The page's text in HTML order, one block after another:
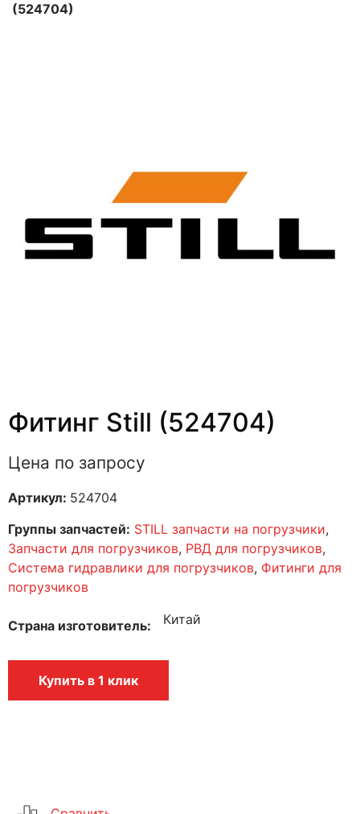
(524704)
Фитинг Still (524704)
Цена по запросу
Артикул: 524704
Группы запчастей: STILL запчасти на погрузчики,
Запчасти для погрузчиков, РВД для погрузчиков,
Система гидравлики для погрузчиков, Фитинги для
погрузчиков
Страна изготовитель Китай
Купить в 1 клик